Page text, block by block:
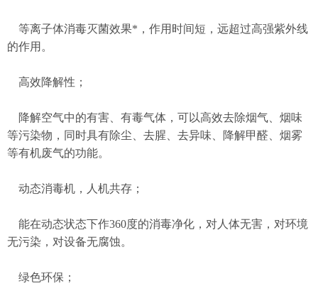
等离子体消毒灭菌效果*，作用时间短，远超过高强紫外线
的作用。
高效降解性；
降解空气中的有害、有毒气体，可以高效去除烟气、烟味
等污染物，同时具有除尘、去腥、去异味、降解甲醛、烟雾
等有机废气的功能。
动态消毒机，人机共存；
能在动态状态下作360度的消毒净化，对人体无害，对环境
无污染，对设备无腐蚀。
绿色环保；